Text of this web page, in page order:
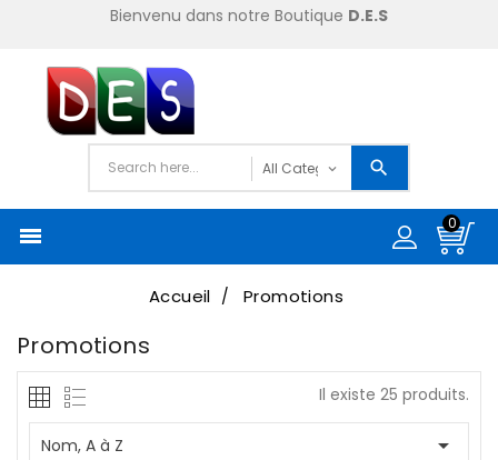
Bienvenu dans notre Boutique D.E.S

0
Accueil Promotions
Promotions
Il existe 25 produits.
Nom, A à Z 